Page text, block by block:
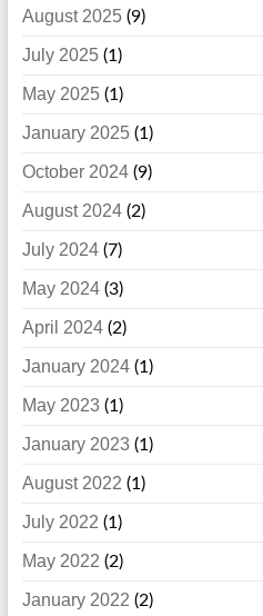
August 2025(9)
July 2025(1)
May 2025(1)
January 2025(1)
October 2024(9)
August 2024(2)
July 2024(7)
May 2024(3)
April 2024(2)
January 2024(1)
May 2023 (1)
January 2023 (1)
August 2022 (1)
July 2022 (1)
May 2022 (2)
January 2022 (2)